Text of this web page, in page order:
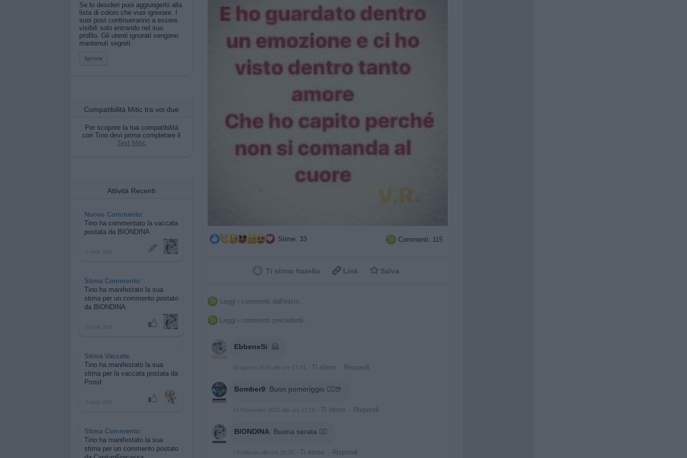
Se lo desideri puoi aggiungerlo alla
lista di coloro che vuoi ignorare. I
suoi post continueranno a essere
visibili solo entrando nel suo
profilo. Gli utenti ignorati vengono
mantenuti segreti.
Ignora
Compatibilità Mitic tra voi due
Per scoprire la tua compatibilità
con Tino devi prima completare il
Test Mitic
Attività Recenti
Nuovo Commento:
Tino ha commentato la vaccata
postata da BIONDINA
Stima Commento:
Tino ha manifestato la sua
stima per un commento postato
da BIONDINA
Stima Vaccata:
Tino ha manifestato la sua
stima per la vaccata postata da
Prosit
Stima Commento:
Tino ha manifestato la sua
stima per un commento postato
Stime: 33  Commenti: 115
Ti stimo fratello  Link  Salva
 Leggi i commenti dall'inizio...
 Leggi i commenti precedenti...
EbbeneSi: 🤗
30 Agosto 2025 alle ore 17:34 Ti stimo Rispondi
Bomber9: Buon pomeriggio 🙋‍♂️🍺
14 Novembre 2025 alle ore 13:16 Ti stimo Rispondi
BIONDINA: Buona serata 🙋‍♀️
7 Febbraio alle ore 20:25 Ti stimo Rispondi